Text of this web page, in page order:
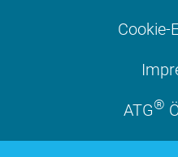
Cookie-
ATG®